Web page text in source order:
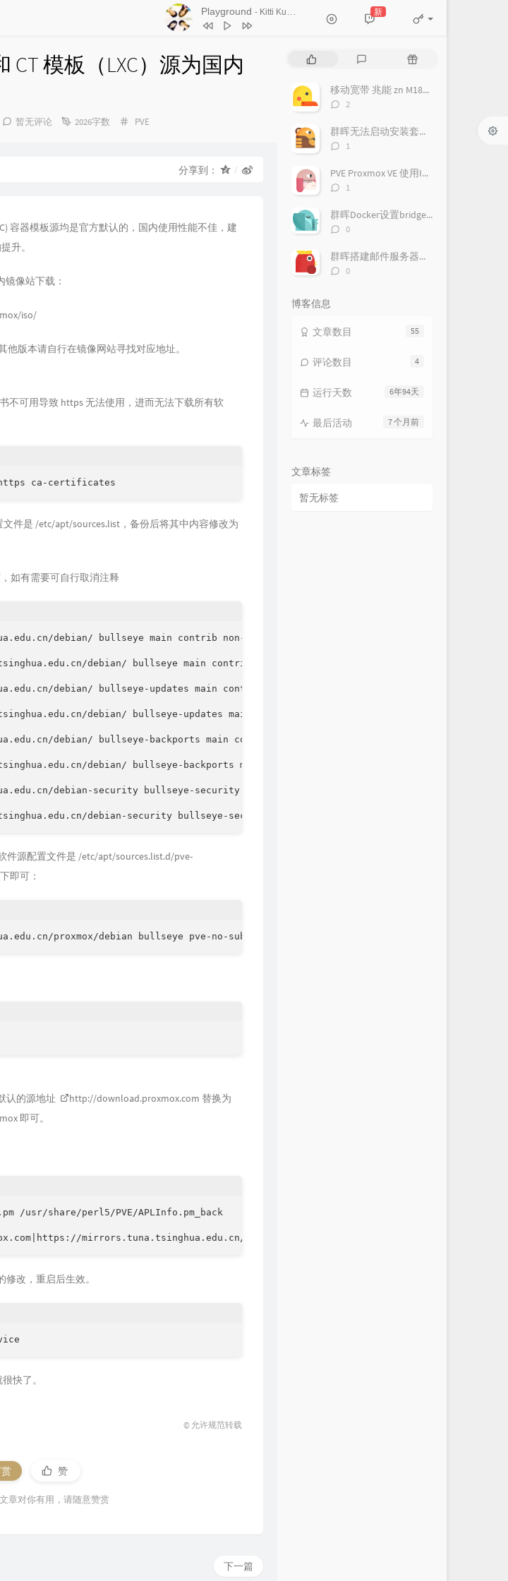
Playground - Kitti Kuremanee
Chookiat Sakveerakul / August Band
2
A Smile That I Would Never See
Old Chinese Song Kitti Kuremanee
刘昊霖
厘小白
Tom Rosenthal
叶蒨文
9 当初就不该学php 黄灰红
新
CT 模板（LXC）源为国内
暂无评论 2026字数
分
PVE
分享到：
容器模板源均是官方默认的，国内使用性能不佳，建
升。
像站下载：
iso/
他版本请自行在镜像网站寻找对应地址。
不可用导致 https 无法使用，进而无法下载所有软
ca-certificates
件是 /etc/apt/sources.list，备份后将其中内容修改为
如有需要可自行取消注释
debian/ bullseye main contrib non-free
debian/ bullseye main contrib non-free
debian/ bullseye-updates main contrib non-free
debian/ bullseye-updates main contrib non-free
debian/ bullseye-backports main contrib non-free
debian/ bullseye-backports main contrib non-free
debian-security bullseye-security main contrib non-free
debian-security bullseye-security main contrib non-free
件源配置文件是 /etc/apt/sources.list.d/pve-
即可：
proxmox/debian bullseye pve-no-subscription
认的源地址
http://download.proxmox.com 替换为
即可。
/usr/share/perl5/PVE/APLInfo.pm_back
mirrors.tuna.tsinghua.edu.cn/proxmox|g' /usr/share/perl5/PVE/APLInfo.pm
改，重启后生效。
快了。
© 允许规范转载
赞
章对你有用，请随意赞赏
下一篇
章
评
随
文移动宽带 兆能 zn M180G 光猫 超级密码破解 改桥接教程
评
数：
2
群晖无法启动安装套件，提示此套件需要您启动pgsql-adapter.service
评
数：
1
PVE Proxmox VE 使用IPv6
评
数：
1
群晖Docker设置bridge-host模式
评
数：
0
群晖搭建邮件服务器（Mailplus Server套件）
评
0
博客信息
55
文章数目
4
评论数目
6年94天
运行天数
7 个月前
最后活动
文章标签
暂无标签